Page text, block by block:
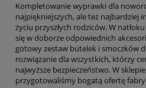
Kompletowanie wyprawki dla
najpiękniejszych, ale też najbardziej
życiu przyszłych rodziców. W
się w doborze odpowiednich
gotowy zestaw butelek i smoczków
rozwiązanie dla wszystkich, którzy
najwyższe bezpieczeństwo. W
przygotowaliśmy bogatą ofertę